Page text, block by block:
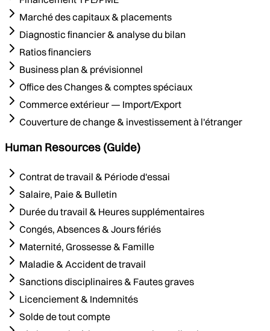
Marché des capitaux & placements
Diagnostic financier & analyse du bilan
Ratios financiers
Business plan & prévisionnel
Office des Changes & comptes spéciaux
Commerce extérieur — Import/Export
Couverture de change & investissement à l'étranger
Human Resources (Guide)
Contrat de travail & Période d'essai
Salaire, Paie & Bulletin
Durée du travail & Heures supplémentaires
Congés, Absences & Jours fériés
Maternité, Grossesse & Famille
Maladie & Accident de travail
Sanctions disciplinaires & Fautes graves
Licenciement & Indemnités
Solde de tout compte